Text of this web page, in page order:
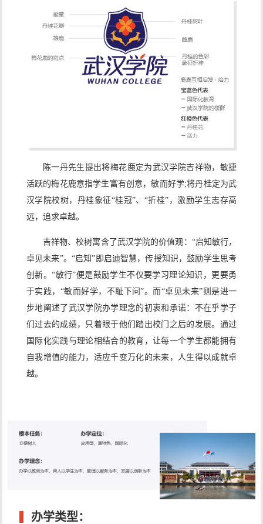
陈一丹先生提出将梅花鹿定为武汉学院吉祥物，敏捷
活跃的梅花鹿意指学生富有创意，敏而好学;将丹桂定为武
汉学院校树，丹桂象征“桂冠”、“折桂”，激励学生志存高
远，追求卓越。
吉祥物、校树寓含了武汉学院的价值观：“启知敏行，
卓见未来”。“启知”即启迪智慧，传授知识，鼓励学生思考
创新。“敏行”便是鼓励学生不仅要学习理论知识，更要勇
于实践，“敏而好学，不耻下问”。而“卓见未来”则是进一
步地阐述了武汉学院办学理念的初衷和承诺：不在乎学子
们过去的成绩，只着眼于他们踏出校门之后的发展。通过
国际化实践与理论相结合的教育，让每一个学生都能拥有
自我增值的能力，适应千变万化的未来，人生得以成就卓
越。
办学类型：